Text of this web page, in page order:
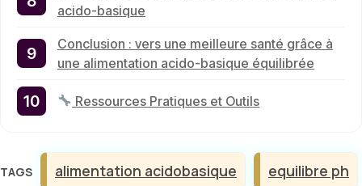
acido-basique
Conclusion : vers une meilleure santé grâce à
une alimentation acido-basique équilibrée
Ressources Pratiques et Outils
Étiquettes
alimentation acidobasique equilibre ph